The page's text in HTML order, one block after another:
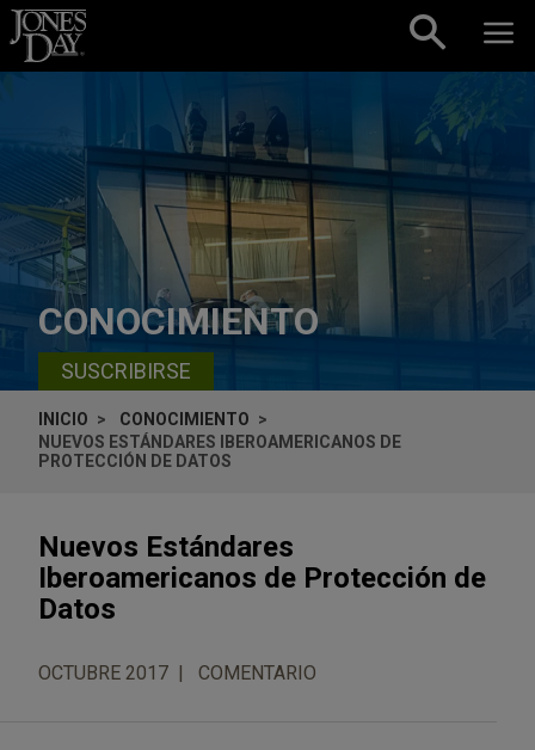
Skip to content
CONOCIMIENTO
SUSCRIBIRSE
INICIO
CONOCIMIENTO
NUEVOS ESTÁNDARES IBEROAMERICANOS DE
PROTECCIÓN DE DATOS
Nuevos Estándares
Iberoamericanos de Protección de
Datos
OCTUBRE 2017 COMENTARIO